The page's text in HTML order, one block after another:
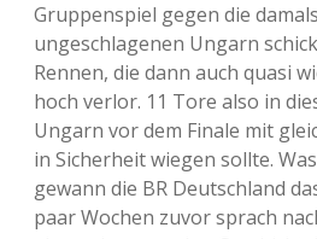
Gruppenspiel gegen die
ungeschlagenen Ungarn
Rennen, die dann auch quasi
hoch verlor. 11 Tore also in
Ungarn vor dem Finale mit
in Sicherheit wiegen sollte.
gewann die BR Deutschland
paar Wochen zuvor sprach